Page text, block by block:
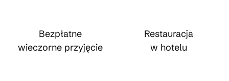
Bezpłatne
wieczorne przyjęcie
Restauracja
w hotelu